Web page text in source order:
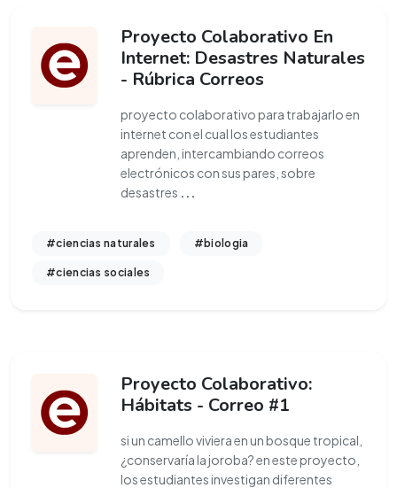
Proyecto Colaborativo En
Internet: Desastres Naturales
- Rúbrica Correos
proyecto colaborativo para trabajarlo en
internet con el cual los estudiantes
aprenden, intercambiando correos
electrónicos con sus pares, sobre
desastres ...
#ciencias naturales #biologia
#ciencias sociales
Proyecto Colaborativo:
Hábitats - Correo #1
si un camello viviera en un bosque tropical,
¿conservaría la joroba? en este proyecto,
los estudiantes investigan diferentes